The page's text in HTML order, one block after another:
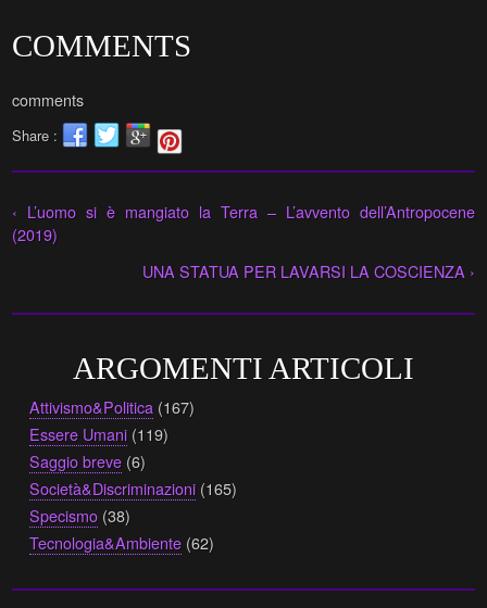
COMMENTS
comments
Share :
‹ L’uomo si è mangiato la Terra – L’avvento dell’Antropocene
(2019)
UNA STATUA PER LAVARSI LA COSCIENZA ›
ARGOMENTI ARTICOLI
Attivismo&Politica (167)
Essere Umani (119)
Saggio breve (6)
Società&Discriminazioni (165)
Specismo (38)
Tecnologia&Ambiente (62)